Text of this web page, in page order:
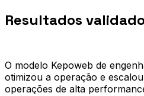
Resultados
O modelo Kepoweb de
otimizou a operação e
operações de alta